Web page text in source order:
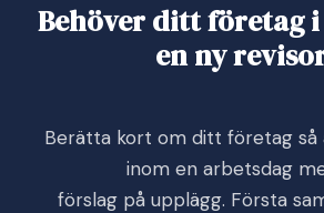
Behöver ditt företag
en ny
Berätta kort om ditt företag så
inom en arbetsdag
förslag på upplägg. Första